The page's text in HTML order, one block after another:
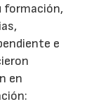
formación,
e
en